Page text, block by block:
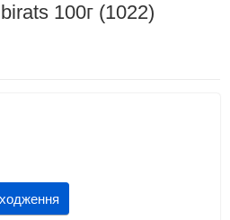
100г (1022)